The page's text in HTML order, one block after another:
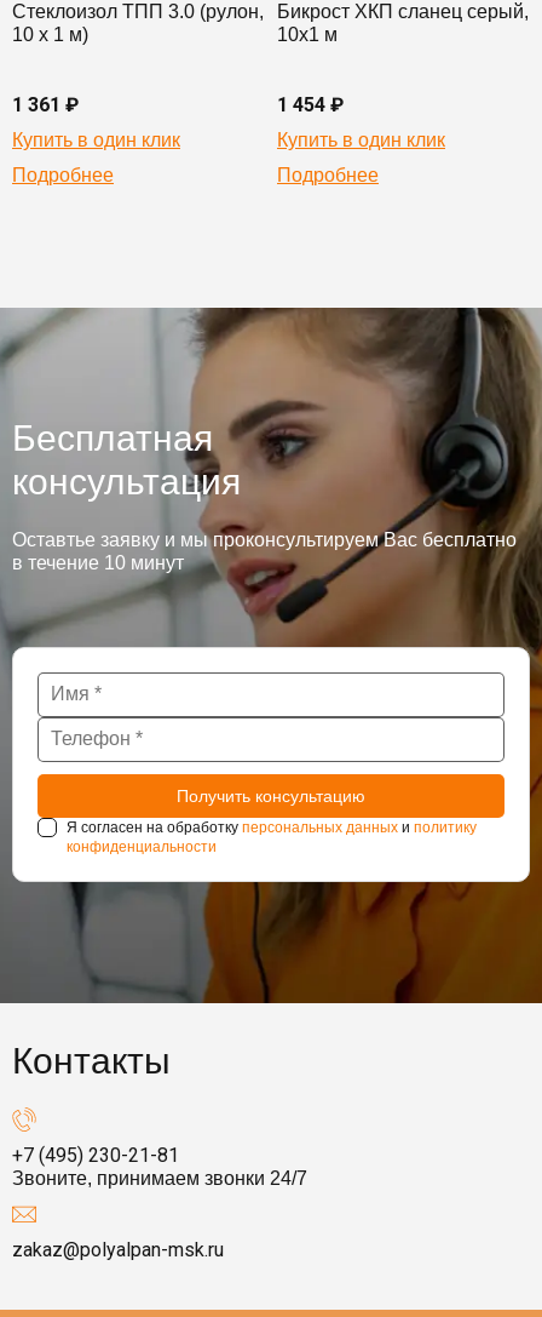
Стеклоизол ТПП 3.0 (рулон,
10 х 1 м)
1 361 ₽
Купить в один клик
Подробнее
Бикрост ХКП сланец серый,
10х1 м
1 454 ₽
Купить в один клик
Подробнее
Бесплатная
консультация
Оставтье заявку и мы проконсультируем Вас бесплатно
в течение 10 минут
Я согласен на обработку персональных данных и политику
конфиденциальности
Контакты
+7 (495) 230-21-81
Звоните, принимаем звонки 24/7
zakaz@polyalpan-msk.ru